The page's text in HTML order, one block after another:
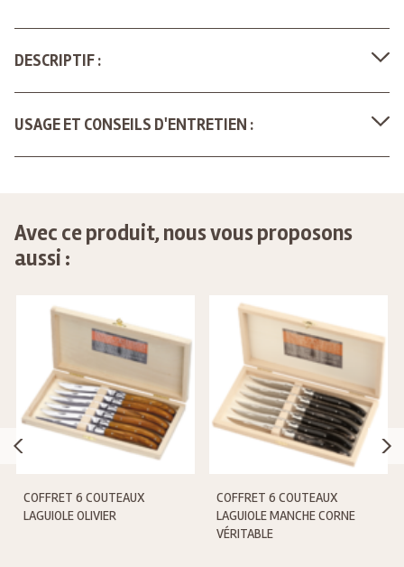
DESCRIPTIF :
USAGE ET CONSEILS D'ENTRETIEN :
Avec ce produit, nous vous proposons
aussi :
COFFRET 6 COUTEAUX
LAGUIOLE OLIVIER
COFFRET 6 COUTEAUX
LAGUIOLE MANCHE CORNE
VÉRITABLE